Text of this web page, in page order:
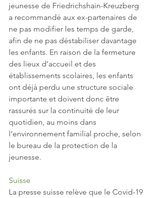
jeunesse de Friedrichshain-Kreuzberg
a recommandé aux ex-partenaires de
ne pas modifier les temps de garde,
afin de ne pas déstabiliser davantage
les enfants. En raison de la fermeture
des lieux d’accueil et des
établissements scolaires, les enfants
ont déjà perdu une structure sociale
importante et doivent donc être
rassurés sur la continuité de leur
quotidien, au moins dans
l’environnement familial proche, selon
le bureau de la protection de la
jeunesse.
Suisse
La presse suisse relève que le Covid-19